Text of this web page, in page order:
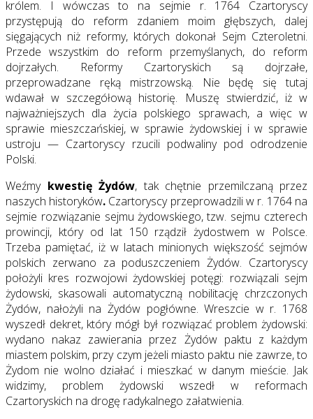
królem. I wówczas to na sejmie r. 1764 Czartoryscy
przystępują do reform zdaniem moim głębszych, dalej
sięgających niż reformy, których dokonał Sejm Czteroletni.
Przede wszystkim do reform przemyślanych, do reform
dojrzałych. Reformy Czartoryskich są dojrzałe,
przeprowadzane ręką mistrzowską. Nie będę się tutaj
wdawał w szczegółową historię. Muszę stwierdzić, iż w
najważniejszych dla życia polskiego sprawach, a więc w
sprawie mieszczańskiej, w sprawie żydowskiej i w sprawie
ustroju — Czartoryscy rzucili podwaliny pod odrodzenie
Polski.
Weźmykwestię Żydów, tak chętnie przemilczaną przez
naszych historyków. Czartoryscy przeprowadzili w r. 1764 na
sejmie rozwiązanie sejmu żydowskiego, tzw. sejmu czterech
prowincji, który od lat 150 rządził żydostwem w Polsce.
Trzeba pamiętać, iż w latach minionych większość sejmów
polskich zerwano za poduszczeniem Żydów. Czartoryscy
położyli kres rozwojowi żydowskiej potęgi: rozwiązali sejm
żydowski, skasowali automatyczną nobilitację chrzczonych
Żydów, nałożyli na Żydów pogłówne. Wreszcie w r. 1768
wyszedł dekret, który mógł był rozwiązać problem żydowski:
wydano nakaz zawierania przez Żydów paktu z każdym
miastem polskim, przy czym jeżeli miasto paktu nie zawrze, to
Żydom nie wolno działać i mieszkać w danym mieście. Jak
widzimy, problem żydowski wszedł w reformach
Czartoryskich na drogę radykalnego załatwienia.